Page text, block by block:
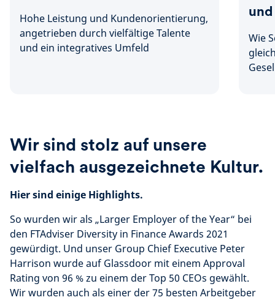
Hohe Leistung und Kundenorientierung,
angetrieben durch vielfältige Talente
und ein integratives Umfeld
Wie
Wir sind stolz auf unsere
vielfach ausgezeichnete Kultur.
Hier sind einige Highlights.
So wurden wir als „Larger Employer of the Year“ bei
den FTAdviser Diversity in Finance Awards 2021
gewürdigt. Und unser Group Chief Executive Peter
Harrison wurde auf Glassdoor mit einem Approval
Rating von 96 % zu einem der Top 50 CEOs gewählt.
Wir wurden auch als einer der 75 besten Arbeitgeber